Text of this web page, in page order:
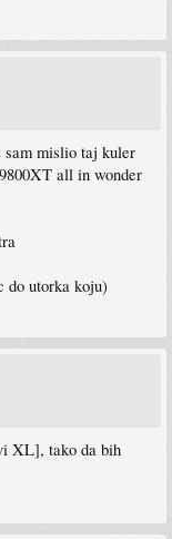
sam mislio taj kuler
all in wonder
do utorka koju)
XL], tako da bih